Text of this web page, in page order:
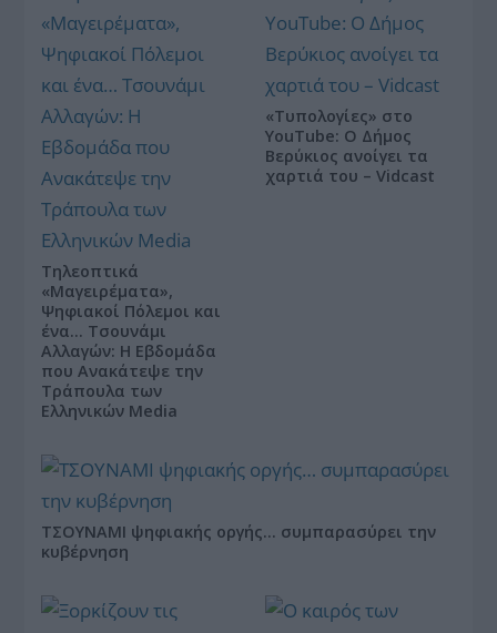
Τηλεοπτικά
«Μαγειρέματα»,
Ψηφιακοί Πόλεμοι και
ένα… Τσουνάμι
Αλλαγών: Η Εβδομάδα
που Ανακάτεψε την
Τράπουλα των
Ελληνικών Media
«Τυπολογίες» στο
YouTube: Ο Δήμος
Βερύκιος ανοίγει τα
χαρτιά του – Vidcast
ΤΣΟΥΝΑΜΙ ψηφιακής οργής… συμπαρασύρει την
κυβέρνηση